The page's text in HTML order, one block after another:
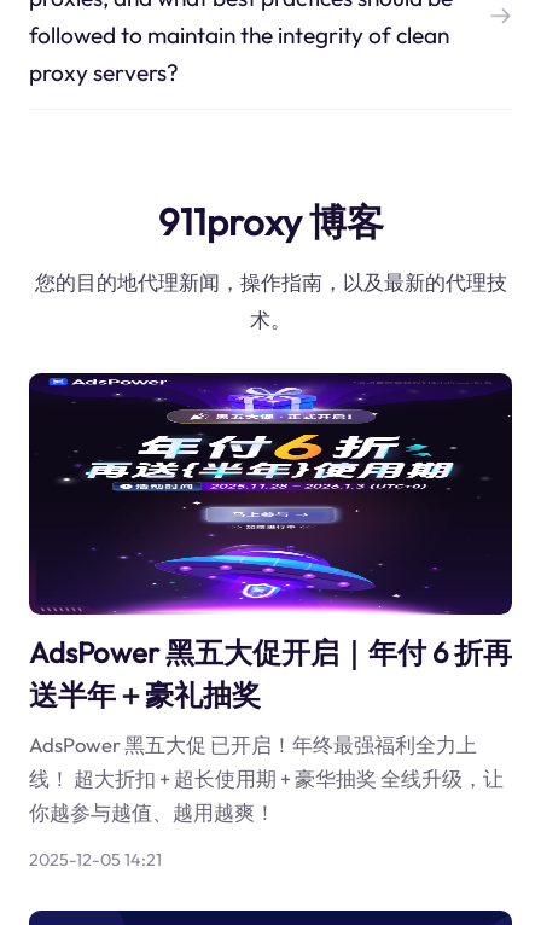
followed to maintain the integrity of clean
proxy servers?
911proxy 博客
您的目的地代理新闻，操作指南，以及最新的代理技
术。
AdsPower 黑五大促开启｜年付 6 折再
送半年＋豪礼抽奖
AdsPower 黑五大促 已开启！年终最强福利全力上
线！ 超大折扣 + 超长使用期 + 豪华抽奖 全线升级，让
你越参与越值、越用越爽！
2025-12-05 14:21